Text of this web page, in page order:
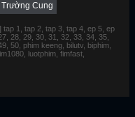
Trường Cung
1, tap 2, tap 3, tap 4, ep 5, ep
28, 29, 30, 31, 32, 33, 34, 35,
50, phim keeng, bilutv, biphim,
luotphim, fimfast,